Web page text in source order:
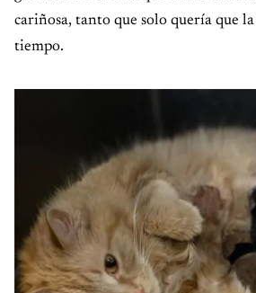
cariñosa, tanto que solo quería que
tiempo.